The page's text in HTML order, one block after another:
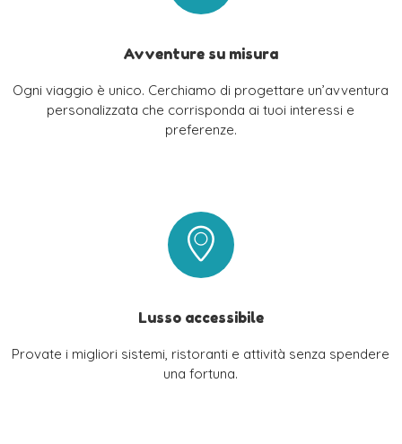
Avventure su misura
Ogni viaggio è unico. Cerchiamo di progettare un’avventura
personalizzata che corrisponda ai tuoi interessi e
preferenze.
Lusso accessibile
Provate i migliori sistemi, ristoranti e attività senza spendere
una fortuna.